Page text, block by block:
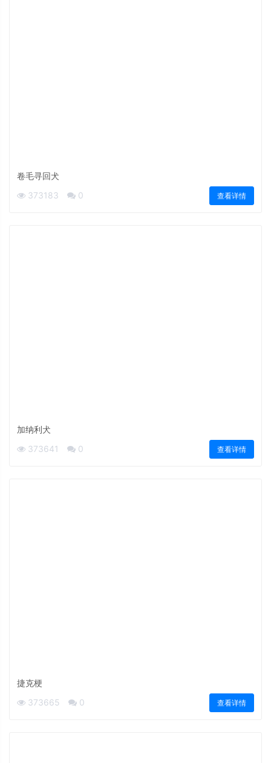
卷毛寻回犬
373183
0 查看详情
加纳利犬
373641
0 查看详情
捷克梗
373665
0 查看详情